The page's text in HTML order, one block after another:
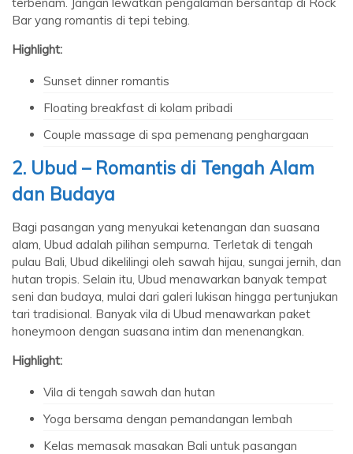
Bar yang romantis di tepi tebing.
Highlight:
Sunset dinner romantis
Floating breakfast di kolam pribadi
Couple massage di spa pemenang penghargaan
2. Ubud – Romantis di Tengah Alam
dan Budaya
Bagi pasangan yang menyukai ketenangan dan suasana
alam, Ubud adalah pilihan sempurna. Terletak di tengah
pulau Bali, Ubud dikelilingi oleh sawah hijau, sungai jernih, dan
hutan tropis. Selain itu, Ubud menawarkan banyak tempat
seni dan budaya, mulai dari galeri lukisan hingga pertunjukan
tari tradisional. Banyak vila di Ubud menawarkan paket
honeymoon dengan suasana intim dan menenangkan.
Highlight:
Vila di tengah sawah dan hutan
Yoga bersama dengan pemandangan lembah
Kelas memasak masakan Bali untuk pasangan